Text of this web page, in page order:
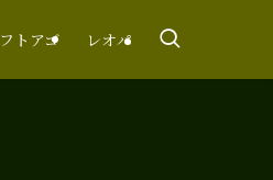
フトアゴ レオパ